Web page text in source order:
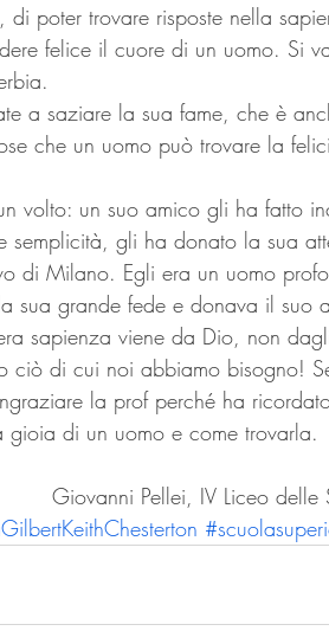
poter trovare risposte nella
felice il cuore di un uomo. Si
a saziare la sua fame, che è
che un uomo può trovare la
volto: un suo amico gli ha fatto
semplicità, gli ha donato la sua
di Milano. Egli era un uomo
sua grande fede e donava il suo
sapienza viene da Dio, non
ciò di cui noi abbiamo bisogno!
la prof perché ha
di un uomo e come trovarla.
Giovanni Pellei, IV Liceo delle